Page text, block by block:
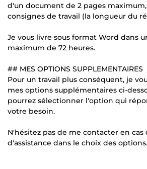
d'un document de 2 pages
consignes de travail (la longueur du
Je vous livre sous format Word dans
maximum de 72 heures.
## MES OPTIONS SUPPLEMENTAIRES
Pour un travail plus conséquent, je
mes options supplémentaires ci-
pourrez sélectionner l'option qui
votre besoin.
N'hésitez pas de me contacter en cas
d'assistance dans le choix des options.